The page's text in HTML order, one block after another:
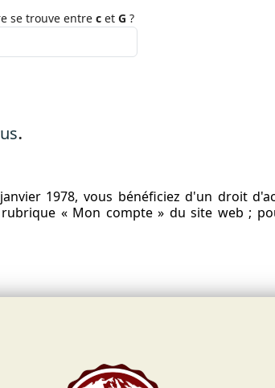
se trouve entre c et G ?
.
1978, vous bénéficiez d'un droit
« Mon compte » du site web ;